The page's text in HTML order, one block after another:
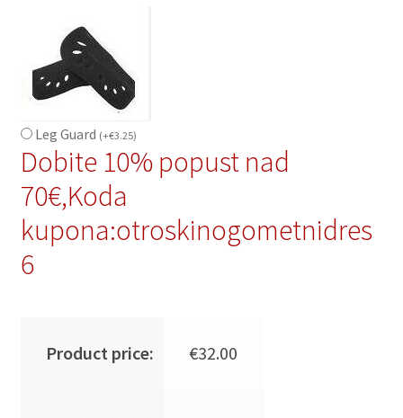
Leg Guard (+€3.25)
Dobite 10% popust nad
70€,Koda
kupona:otroskinogometnidres
6
Product price: €32.00